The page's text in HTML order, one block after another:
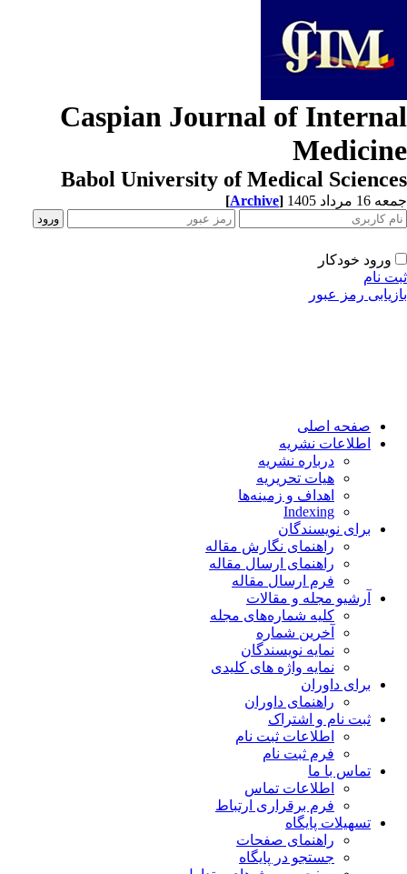
Caspian Journal of
Babol University of Medical
مرداد 1405 [Archive]
ورود خودکار
نام
رمز عبور
صفحه اصلی
اطلاعات نشریه
درباره نشریه
هیات تحریریه
اهداف و زمینه‌ها
Indexing
برای نویسندگان
راهنمای نگارش مقاله
راهنمای ارسال مقاله
فرم ارسال مقاله
آرشیو مجله و مقالات
کلیه شماره‌های مجله
آخرین شماره
نمایه نویسندگان
نمایه واژه های کلیدی
برای داوران
راهنمای داوران
ثبت نام و اشتراک
اطلاعات ثبت نام
فرم ثبت نام
تماس با ما
اطلاعات تماس
فرم برقراری ارتباط
تسهیلات پایگاه
راهنمای صفحات
جستجو در پایگاه